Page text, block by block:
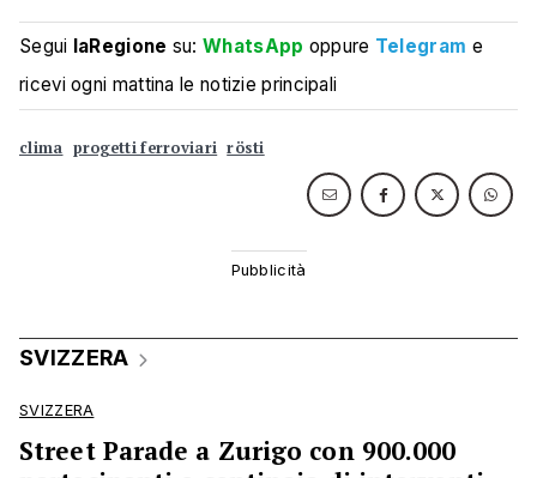
Segui laRegione su:WhatsApp oppure Telegram e
ricevi ogni mattina le notizie principali
clima progetti ferroviari rösti
SVIZZERA
SVIZZERA
Street Parade a Zurigo con 900.000